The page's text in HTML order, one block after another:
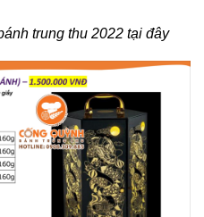
trung thu 2022 tại đây